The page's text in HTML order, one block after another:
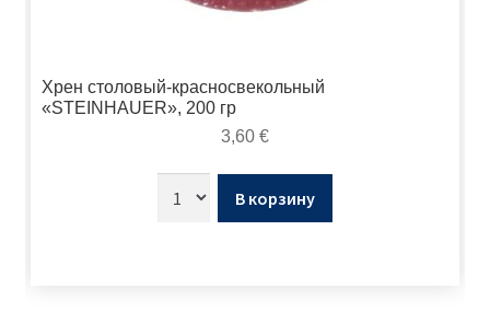
Хрен столовый-красносвекольный
«STEINHAUER», 200 гр
3,60 €
В корзину